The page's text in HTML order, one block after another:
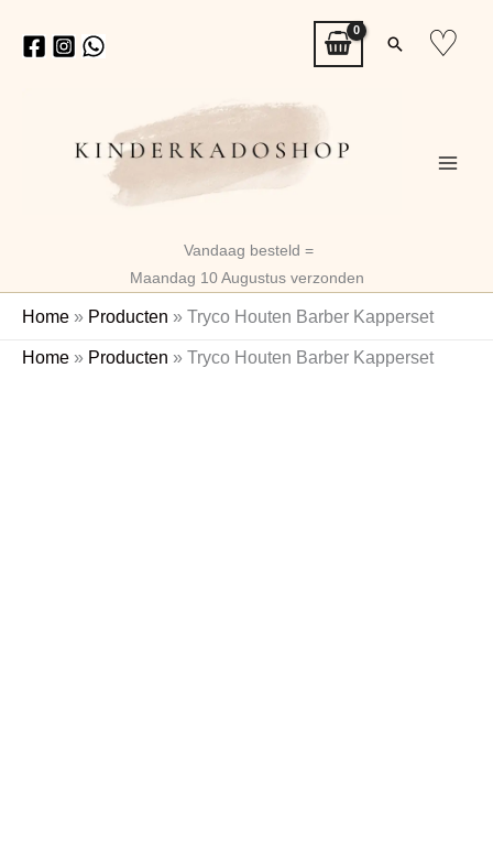
naar
Zoeken
♡
Vandaag besteld =
Maandag 10 Augustus verzonden
Home » Producten » Tryco Houten Barber Kapperset
Home » Producten » Tryco Houten Barber Kapperset